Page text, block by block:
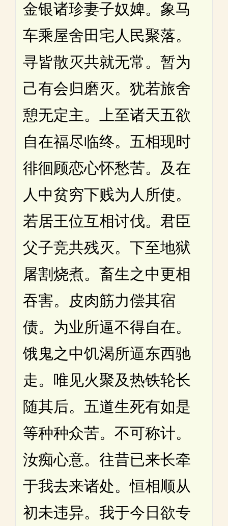
金银诸珍妻子奴婢。象马
车乘屋舍田宅人民聚落。
寻皆散灭共就无常。暂为
己有会归磨灭。犹若旅舍
憩无定主。上至诸天五欲
自在福尽临终。五相现时
徘徊顾恋心怀愁苦。及在
人中贫穷下贱为人所使。
若居王位互相讨伐。君臣
父子竞共残灭。下至地狱
屠割烧煮。畜生之中更相
吞害。皮肉筋力偿其宿
债。为业所逼不得自在。
饿鬼之中饥渴所逼东西驰
走。唯见火聚及热铁轮长
随其后。五道生死有如是
等种种众苦。不可称计。
汝痴心意。往昔已来长牵
于我去来诸处。恒相顺从
初未违异。我于今日欲专